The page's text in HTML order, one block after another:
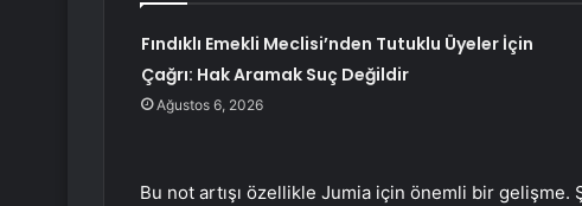
Fındıklı Emekli Meclisi’nden Tutuklu Üyeler İçin
Çağrı: Hak Aramak Suç Değildir
Ağustos 6, 2026
Bu not artışı özellikle Jumia için önemli bir